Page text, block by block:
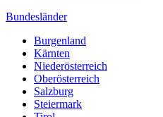
Bundesländer
Burgenland
Kärnten
Niederösterreich
Oberösterreich
Salzburg
Steiermark